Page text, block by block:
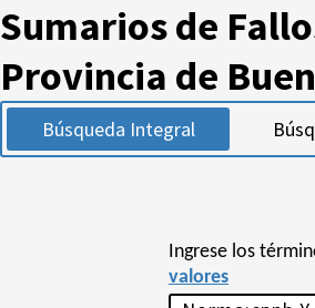
Sumarios de
Provincia de
Búsqueda Integral
Ingrese los
valores